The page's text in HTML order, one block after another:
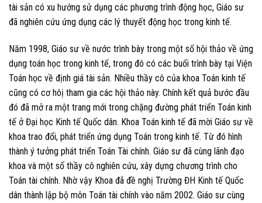
tài sản có xu hướng sử dụng các phương trình động học, Giáo sư
đã nghiên cứu ứng dụng các lý thuyết động học trong kinh tế.
Năm 1998, Giáo sư về nước trình bày trong một số hội thảo về ứng
dụng toán học trong kinh tế, trong đó có các buổi trình bày tại Viện
Toán học về định giá tài sản. Nhiều thầy cô của khoa Toán kinh tế
cũng có cơ hôị tham gia các hội thảo này. Chính kết quả bước đầu
đó đã mở ra một trang mới trong chặng đường phát triển Toán kinh
tế ở Đại học Kinh tế Quốc dân. Khoa Toán kinh tế đã mời Giáo sư về
khoa trao đổi, phát triển ứng dụng Toán trong kinh tế. Từ đó hình
thành ý tưởng phát triển Toán Tài chính. Giáo sư đã cùng lãnh đạo
khoa và một số thầy cô nghiên cứu, xây dựng chương trình cho
Toán tài chính. Nhờ vậy Khoa đã đề nghị Trường ĐH Kinh tế Quốc
dân thành lập bộ môn Toán tài chính vào năm 2002. Giáo sư cùng